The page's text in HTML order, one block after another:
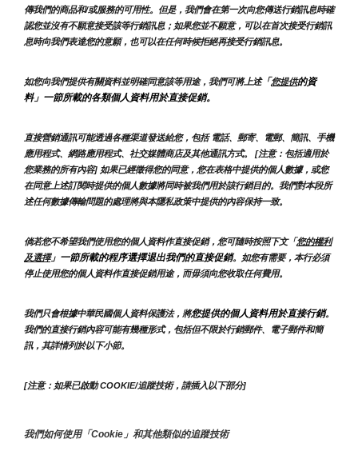
傳我們的商品和/或服務的可用性。但是，我們會在第一次向您傳送行銷訊息時確
認您並沒有不願意接受該等行銷訊息；如果您並不願意，可以在首次接受行銷訊
息時向我們表達您的意願，也可以在任何時候拒絕再接受行銷訊息。
如您向我們提供有關資料並明確同意該等用途，我們可將上述「您提供的資
料」一節所載的各類個人資料用於直接促銷。
直接營銷通訊可能透過各種渠道發送給您，包括 電話、郵寄、電郵、簡訊、手機
應用程式、網路應用程式、社交媒體商店及其他通訊方式。 [注意：包括適用於
您業務的所有內容] 如果已經徵得您的同意，您在表格中提供的個人數據，或您
在同意上述訂閱時提供的個人數據將同時被我們用於該行銷目的。我們對本段所
述任何數據傳輸問題的處理將與本隱私政策中提供的內容保持一致。
倘若您不希望我們使用您的個人資料作直接促銷，您可隨時按照下文「您的權利
及選擇」一節所載的程序選擇退出我們的直接促銷。如您有需要，本行必須
停止使用您的個人資料作直接促銷用途，而毋須向您收取任何費用。
我們只會根據中華民國個人資料保護法，將您提供的個人資料用於直接行銷。
我們的直接行銷內容可能有幾種形式，包括但不限於行銷郵件、電子郵件和簡
訊，其詳情列於以下小節。
[注意：如果已啟動 COOKIE/追蹤技術，請插入以下部分]
我們如何使用「Cookie」和其他類似的追蹤技術